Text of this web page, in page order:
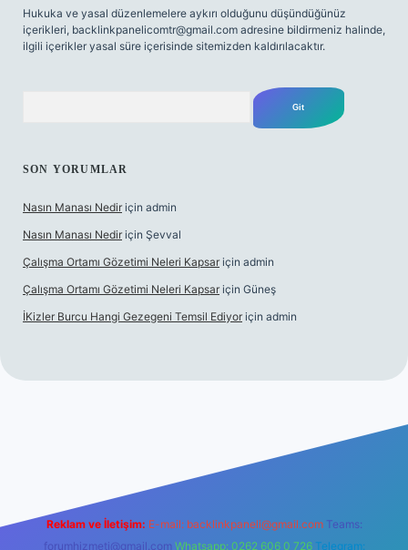
Hukuka ve yasal düzenlemelere aykırı olduğunu düşündüğünüz
içerikleri, backlinkpanelicomtr@gmail.com adresine bildirmeniz halinde,
ilgili içerikler yasal süre içerisinde sitemizden kaldırılacaktır.
SON YORUMLAR
Nasın Manası Nedir için admin
Nasın Manası Nedir için Şevval
Çalışma Ortamı Gözetimi Neleri Kapsar için admin
Çalışma Ortamı Gözetimi Neleri Kapsar için Güneş
İKizler Burcu Hangi Gezegeni Temsil Ediyor için admin
Reklam ve İletişim: E-mail: backlinkpaneli@gmail.com Teams:
forumhizmeti@gmail.com Whatsapp: 0262 606 0 726 Telegram: